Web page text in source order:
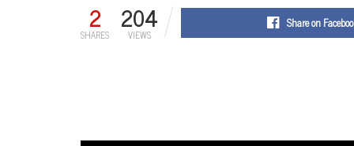
2
SHARES 204
VIEWS
Share on